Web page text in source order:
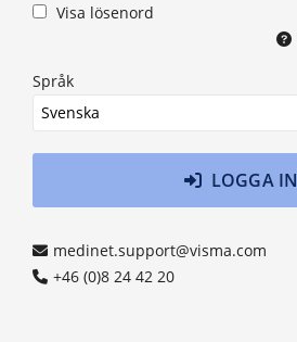
Visa lösenord
Språk
LOGGA IN
medinet.support@visma.com
+46 (0)8 24 42 20